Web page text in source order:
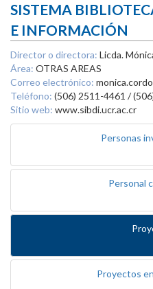
SISTEMA
E INFORMACIÓN
Director o directora: Licda.
Área: OTRAS AREAS
Correo electrónico:
Teléfono: (506) 2511-4461 /
Sitio web: www.sibdi.ucr.ac.cr
Personas
Personal
Proyectos